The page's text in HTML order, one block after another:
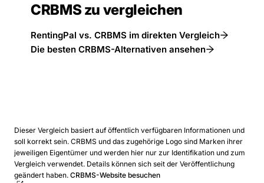
CRBMS zu vergleichen
RentingPal vs. CRBMS im direkten Vergleich
Die besten CRBMS-Alternativen ansehen
Dieser Vergleich basiert auf öffentlich verfügbaren Informationen und
soll korrekt sein. CRBMS und das zugehörige Logo sind Marken ihrer
jeweiligen Eigentümer und werden hier nur zur Identifikation und zum
Vergleich verwendet. Details können sich seit der Veröffentlichung
geändert haben. CRBMS-Website besuchen